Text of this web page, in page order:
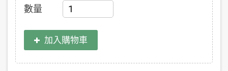
數量
加入購物車